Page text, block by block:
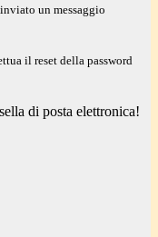
un messaggio
il reset della password
di posta elettronica!